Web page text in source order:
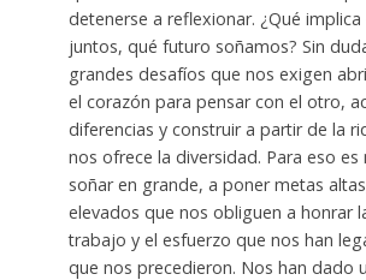
detenerse a reflexionar. ¿Qué implica
juntos, qué futuro soñamos? Sin
grandes desafíos que nos exigen
el corazón para pensar con el otro,
diferencias y construir a partir de la
nos ofrece la diversidad. Para eso es
soñar en grande, a poner metas
elevados que nos obliguen a honrar
trabajo y el esfuerzo que nos han
que nos precedieron. Nos han dado